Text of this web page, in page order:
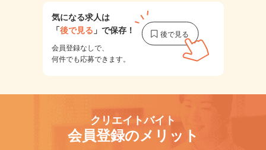
気になる求人は
「後で見る 」で保存！
会員登録なしで、
何件でも応募できます。
クリエイトバイト
会員登録のメリット